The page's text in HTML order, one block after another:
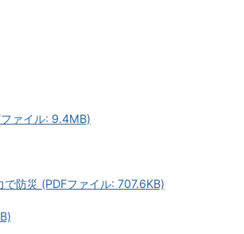
ァイル: 9.4MB)
防災 (PDFファイル: 707.6KB)